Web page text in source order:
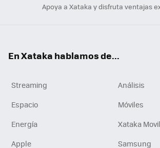
Apoya a Xataka y disfruta ventajas
En Xataka hablamos de...
Streaming
Análisis
Espacio
Móviles
Energía
Xataka
Apple
Samsung